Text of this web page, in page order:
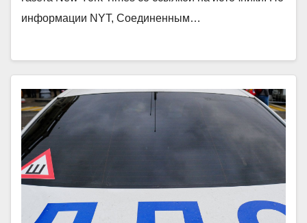
информации NYT, Соединенным…